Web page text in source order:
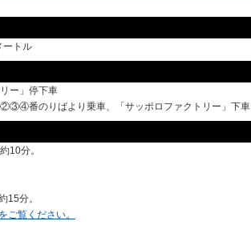
ートル
ー」停下車
②③④番のりばより乗車、「サッポロファクトリー」下車
10分。
15分。
ご覧ください。